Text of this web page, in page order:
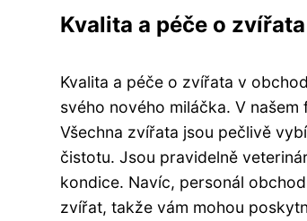
Kvalita a péče o
Kvalita a péče o zvířata v
svého nového miláčka. V
Všechna zvířata jsou pečlivě
čistotu. Jsou pravidelně
kondice. Navíc, personál
zvířat, takže vám mohou